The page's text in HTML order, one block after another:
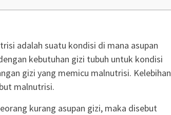
adalah suatu kondisi di mana asupan
kebutuhan gizi tubuh untuk kondisi
gizi yang memicu malnutrisi. Kelebihan
malnutrisi.
kurang asupan gizi, maka disebut